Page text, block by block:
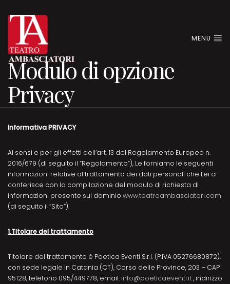
MENU
Modulo di opzione
Privacy
Informativa PRIVACY
Ai sensi e per gli effetti dell’art. 13 del Regolamento Europeo n.
2016/679 (di seguito il “Regolamento”), Le forniamo le seguenti
informazioni relative al trattamento dei dati personali che Lei ci
conferisce con la compilazione del modulo di richiesta di
informazioni presente sul dominio www.teatroambasciatori.com
(di seguito il “Sito”).
1.Titolare del trattamento
Titolare del trattamento è Poetica Eventi S.r.l. (P.IVA 05276680872),
con sede legale in Catania (CT), Corso delle Province, 203 – CAP
95128, telefono 095/449778, email: info@poeticaeventi.it, indirizzo